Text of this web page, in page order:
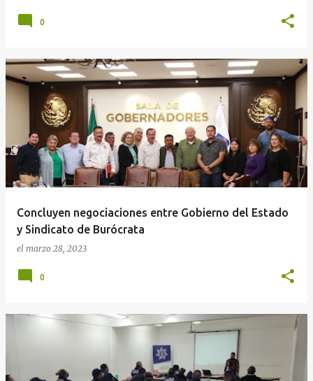
0
Concluyen negociaciones entre Gobierno del Estado
y Sindicato de Burócrata
el marzo 28, 2023
0